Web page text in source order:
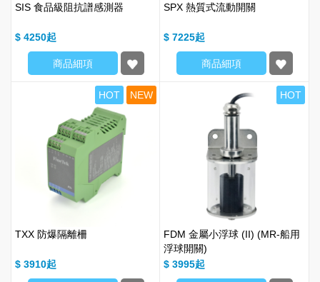
SIS 食品級阻抗譜感測器
$ 4250
商品細項
SPX 熱質式流動開關
$ 7225
商品細項
HOT NEW
TXX 防爆隔離柵
$ 3910
HOT
FDM 金屬小浮球 (II) (MR-船用
浮球開關)
$ 3995